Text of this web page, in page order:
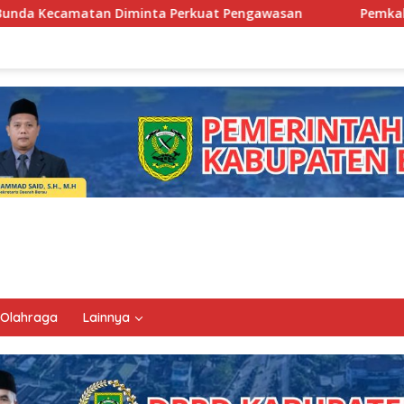
Pengawasan Pemkab Berau Siapkan Regenerasi
Olahraga Lainnya